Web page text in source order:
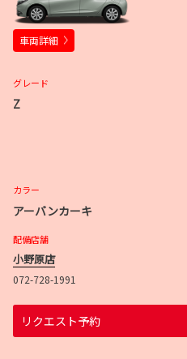
車両詳細
グレード
Z
カラー
アーバンカーキ
配備店舗
小野原店
072-728-1991
リクエスト予約